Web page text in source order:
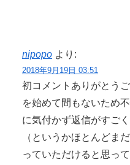
nipopo より:
2018年9月19日 03:51
初コメントありがとう
を始めて間もないため
に気付かず返信がすご
（というかほとんどま
っていただけると思っ